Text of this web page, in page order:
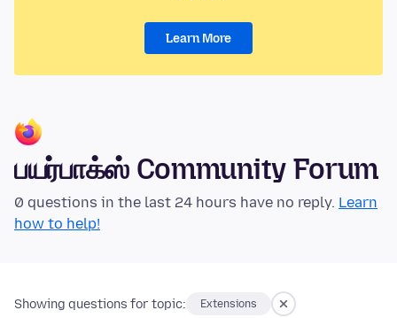
Learn More
பயர்பாக்ஸ் Community Forum
0 questions in the last 24 hours have no reply. Learn
how to help!
Showing questions for topic: Extensions